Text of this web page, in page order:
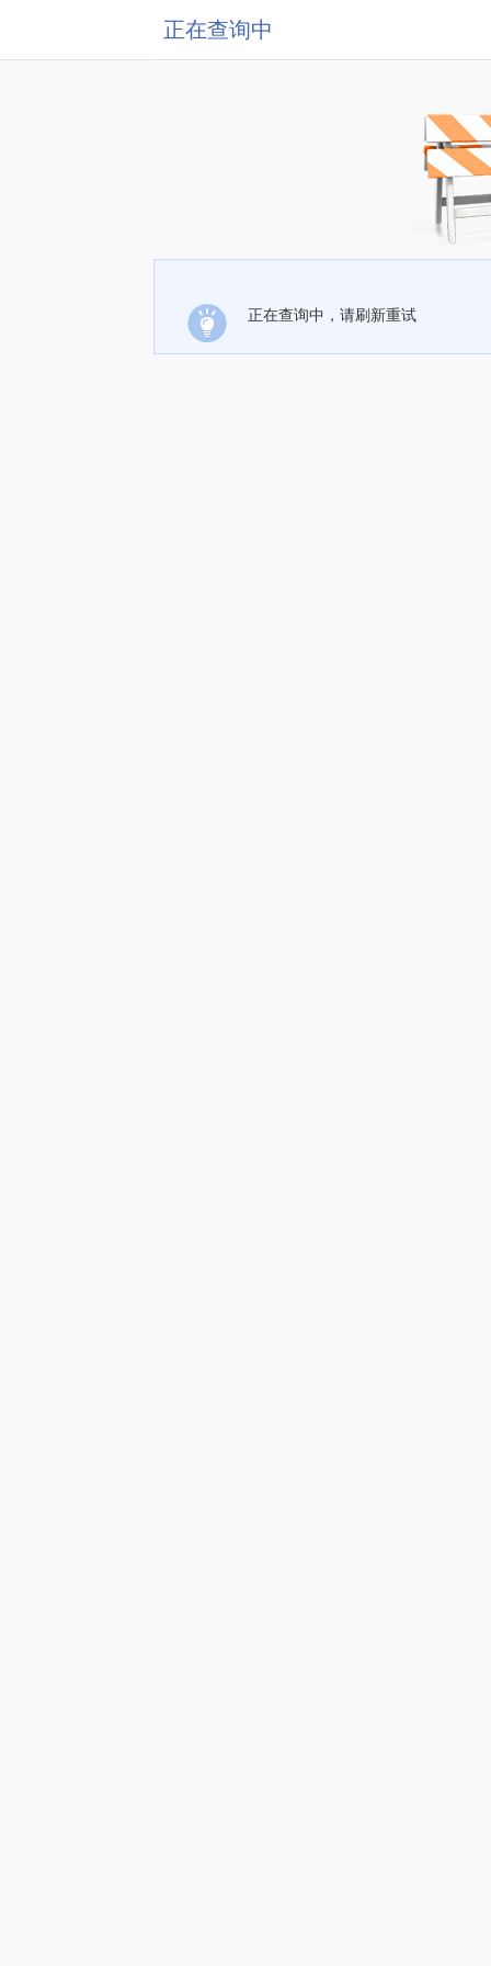
正在查询中
正在查询中，请刷新重试